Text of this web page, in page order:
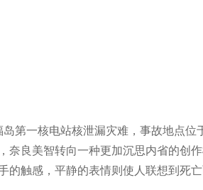
第⼀核电站核泄漏灾难，事故地点
奈良美智转向⼀种更加沉思内省的创
的触感，平静的表情则使人联想到死